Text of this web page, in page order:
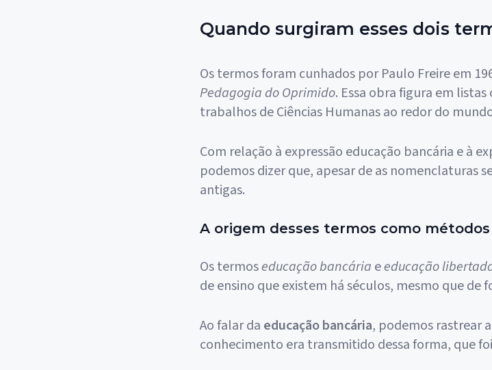
Quando surgiram esses dois
Os termos foram cunhados por Paulo Freire em
Pedagogia do Oprimido. Essa obra figura em
trabalhos de Ciências Humanas ao redor do
Com relação à expressão educação bancária e à
podemos dizer que, apesar de as nomenclaturas
antigas.
A origem desses termos como
Os termoseducação bancária eeducação
de ensino que existem há séculos, mesmo que de
Ao falar da educação bancária, podemos rastrear
conhecimento era transmitido dessa forma, que